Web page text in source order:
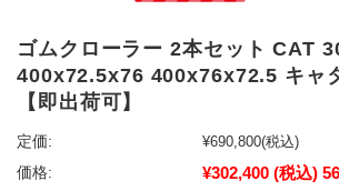
ゴムクローラー 2本セット CAT
400x72.5x76 400x76x72.5 キャ
【即出荷可】
定価: ¥690,800(税込)
価格:
¥302,400 (税込)